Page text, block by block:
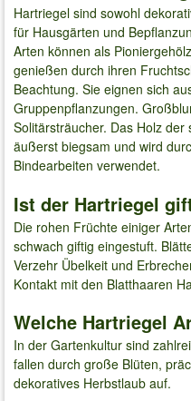
Hartriegel sind sowohl
für Hausgärten und
Arten können als
genießen durch ihren
Beachtung. Sie eignen sich
Gruppenpflanzungen.
Solitärsträucher. Das Holz
äußerst biegsam und wird
Bindearbeiten verwendet.
Ist der Hartriegel
Die rohen Früchte einiger
schwach giftig eingestuft.
Verzehr Übelkeit und
Kontakt mit den Blatthaaren
Welche Hartriegel
In der Gartenkultur sind
fallen durch große Blüten,
dekoratives Herbstlaub auf.